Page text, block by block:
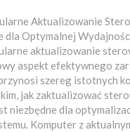
Aktualizowanie
dla Optymalnej
aktualizowanie
aspekt efektywnego
szereg istotnych
jak zaktualizować
niezbędne dla
Komputer z